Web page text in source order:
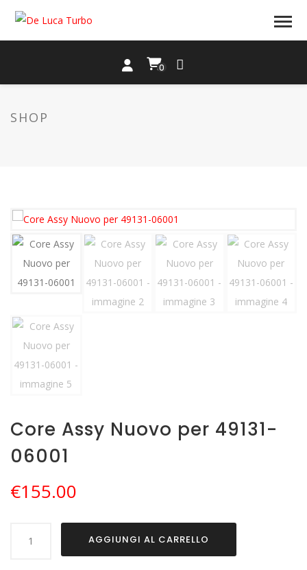
0
SHOP
Core Assy Nuovo per 49131-
06001
€155.00
AGGIUNGI AL CARRELLO